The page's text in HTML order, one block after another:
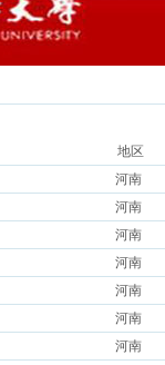
地区
河南
河南
河南
河南
河南
河南
河南